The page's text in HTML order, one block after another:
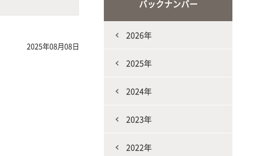
生産環境科学課程
2025年08月08日
バックナンバー
2026年
2025年
2024年
2023年
2022年